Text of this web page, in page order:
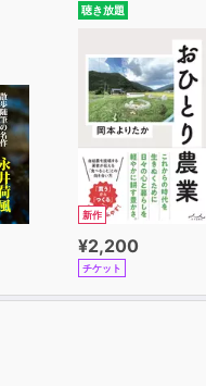
聴き放題
新作
¥2,200
チケット